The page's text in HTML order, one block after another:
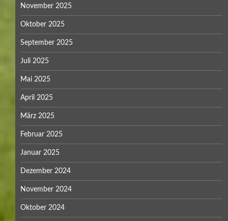
November 2025
Oktober 2025
September 2025
Juli 2025
Mai 2025
April 2025
März 2025
Februar 2025
Januar 2025
Dezember 2024
November 2024
Oktober 2024